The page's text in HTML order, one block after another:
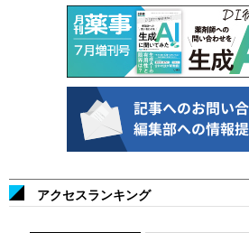
アクセスランキング